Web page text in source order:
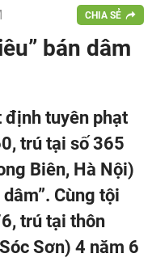
CHIA SẺ
bán dâm
định tuyên phạt
trú tại số 365
Biên, Hà Nội)
Cùng tội
trú tại thôn
Sơn) 4 năm 6